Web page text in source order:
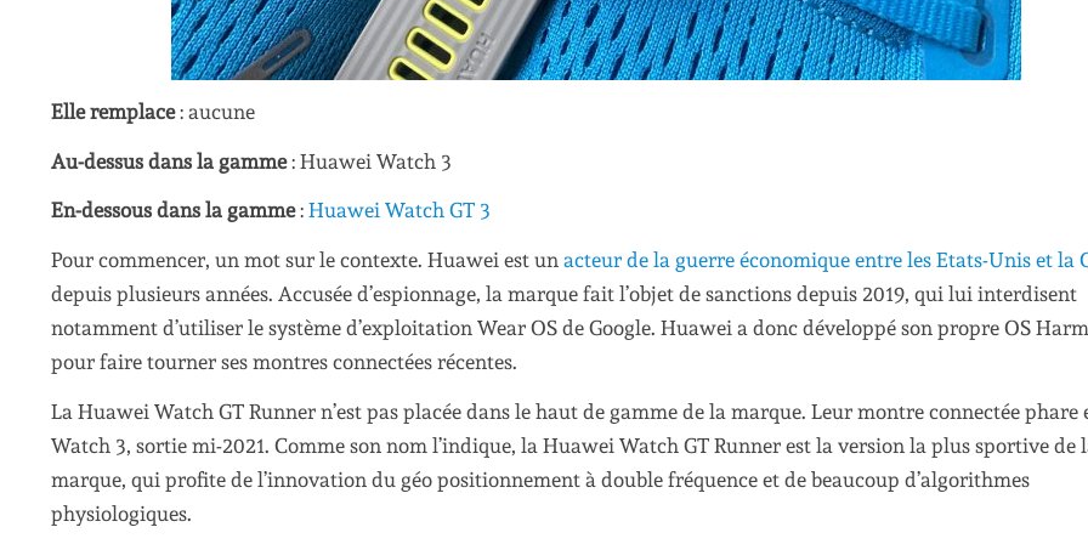
Elle remplace: aucune
Au-dessus dans la gamme: Huawei Watch 3
En-dessous dans la gamme: Huawei Watch GT 3
Pour commencer, un mot sur le contexte. Huawei est un acteur de la guerre économique entre les Etats-Unis et la
depuis plusieurs années. Accusée d’espionnage, la marque fait l’objet de sanctions depuis 2019, qui lui interdisent
notamment d’utiliser le système d’exploitation Wear OS de Google. Huawei a donc développé son propre OS
pour faire tourner ses montres connectées récentes.
La Huawei Watch GT Runner n’est pas placée dans le haut de gamme de la marque. Leur montre connectée phare
Watch 3, sortie mi-2021. Comme son nom l’indique, la Huawei Watch GT Runner est la version la plus sportive de
marque, qui profite de l’innovation du géo positionnement à double fréquence et de beaucoup d’algorithmes
physiologiques.